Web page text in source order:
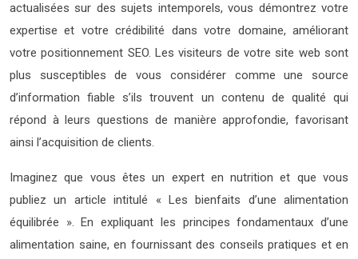
actualisées sur des sujets intemporels, vous démontrez votre
expertise et votre crédibilité dans votre domaine, améliorant
votre positionnement SEO. Les visiteurs de votre site web sont
plus susceptibles de vous considérer comme une source
d’information fiable s’ils trouvent un contenu de qualité qui
répond à leurs questions de manière approfondie, favorisant
ainsi l’acquisition de clients.
Imaginez que vous êtes un expert en nutrition et que vous
publiez un article intitulé « Les bienfaits d’une alimentation
équilibrée ». En expliquant les principes fondamentaux d’une
alimentation saine, en fournissant des conseils pratiques et en